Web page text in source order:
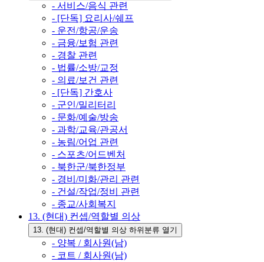
- 서비스/음식 관련
- [단독] 요리사/쉐프
- 운전/항공/운송
- 금융/보험 관련
- 경찰 관련
- 법률/소방/교정
- 의료/보건 관련
- [단독] 간호사
- 군인/밀리터리
- 문화/예술/방송
- 과학/교육/관공서
- 농림/어업 관련
- 스포츠/어드벤처
- 북한군/북한정부
- 경비/미화/관리 관련
- 건설/작업/정비 관련
- 종교/사회복지
13. (현대) 컨셉/역할별 의상
13. (현대) 컨셉/역할별 의상 하위분류 열기
- 양복 / 회사원(남)
- 코트 / 회사원(남)